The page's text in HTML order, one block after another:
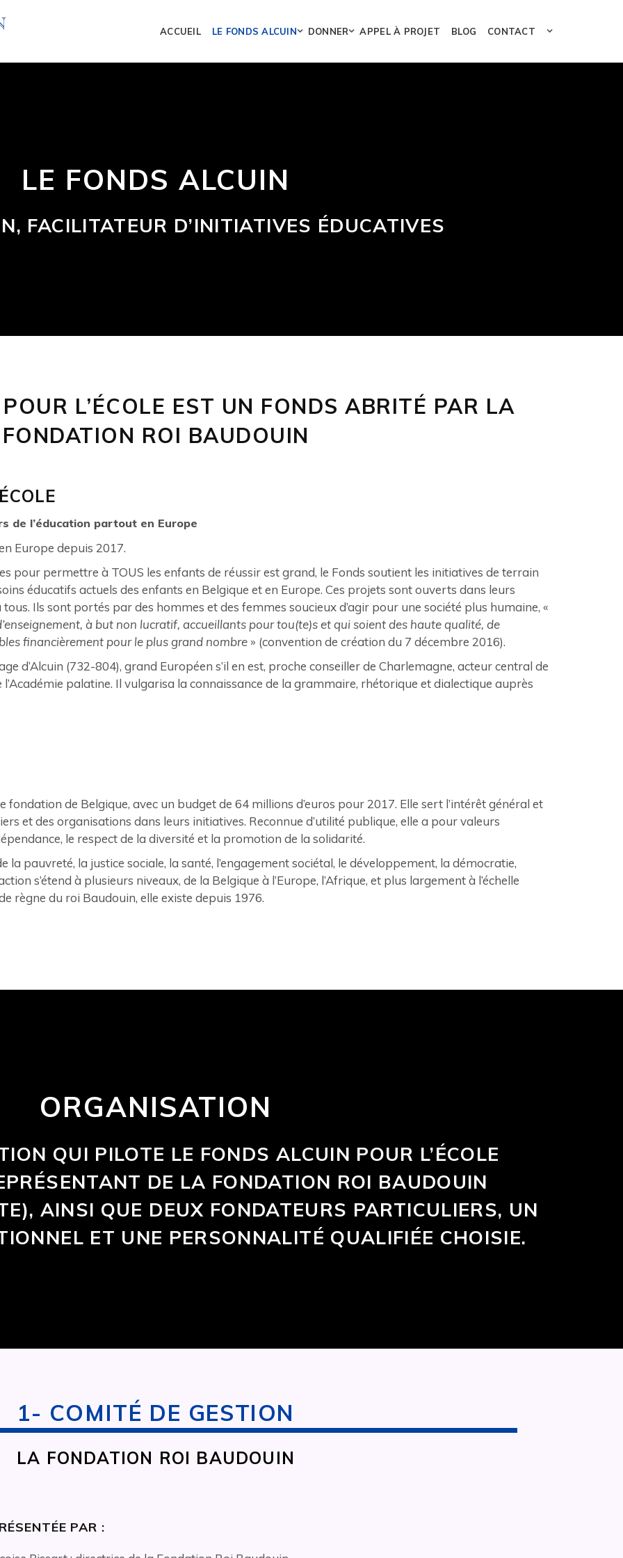
ACCUEIL LE FONDS ALCUIN DONNER APPEL À PROJET BLOG CONTACT
LE FONDS ALCUIN
FACILITATEUR D’INITIATIVES ÉDUCATIVES
L’ÉCOLE EST UN FONDS ABRITÉ PAR LA
FONDATION ROI BAUDOUIN
de l’éducation partout en Europe
Europe depuis 2017.
pour permettre à TOUS les enfants de réussir est grand, le Fonds soutient les initiatives de terrain
éducatifs actuels des enfants en Belgique et en Europe. Ces projets sont ouverts dans leurs
Ils sont portés par des hommes et des femmes soucieux d’agir pour une société plus humaine, «
à but non lucratif, accueillants pour tou(te)s et qui soient des haute qualité, de
financièrement pour le plus grand nombre» (convention de création du 7 décembre 2016).
d’Alcuin (732-804), grand Européen s’il en est, proche conseiller de Charlemagne, acteur central de
palatine. Il vulgarisa la connaissance de la grammaire, rhétorique et dialectique auprès
de Belgique, avec un budget de 64 millions d’euros pour 2017. Elle sert l’intérêt général et
et des organisations dans leurs initiatives. Reconnue d’utilité publique, elle a pour valeurs
le respect de la diversité et la promotion de la solidarité.
pauvreté, la justice sociale, la santé, l’engagement sociétal, le développement, la démocratie,
s’étend à plusieurs niveaux, de la Belgique à l’Europe, l’Afrique, et plus largement à l’échelle
règne du roi Baudouin, elle existe depuis 1976.
ORGANISATION
QUI PILOTE LE FONDS ALCUIN POUR L’ÉCOLE
DE LA FONDATION ROI BAUDOUIN
AINSI QUE DEUX FONDATEURS PARTICULIERS, UN
ET UNE PERSONNALITÉ QUALIFIÉE CHOISIE.
1- COMITÉ DE GESTION
LA FONDATION ROI BAUDOUIN
PAR :